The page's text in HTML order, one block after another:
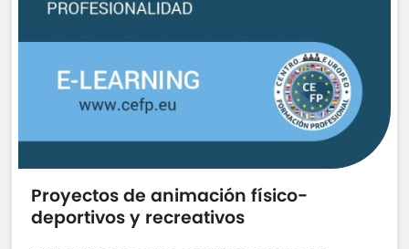
Proyectos de animación físico-
deportivos y recreativos